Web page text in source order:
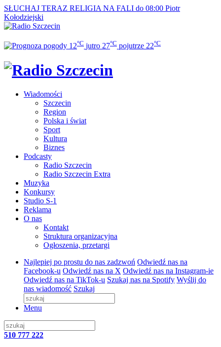
SŁUCHAJ TERAZ RELIGIA NA FALI do 08:00 Piotr
Kołodziejski
12°C jutro 27°C pojutrze 22°C
Wiadomości
Szczecin
Region
Polska i świat
Sport
Kultura
Biznes
Podcasty
Radio Szczecin
Radio Szczecin Extra
Muzyka
Konkursy
Studio S-1
Reklama
O nas
Kontakt
Struktura organizacyjna
Ogłoszenia, przetargi
Najlepiej po prostu do nas zadzwoń Odwiedź nas na
Facebook-u Odwiedź nas na X Odwiedź nas na Instagram-ie
Odwiedź nas na TikTok-u Szukaj nas na Spotify Wyślij do
nas wiadomość Szukaj
Menu
510 777 222